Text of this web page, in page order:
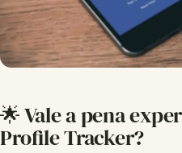
🌟 Vale a pena
Profile Tracker?